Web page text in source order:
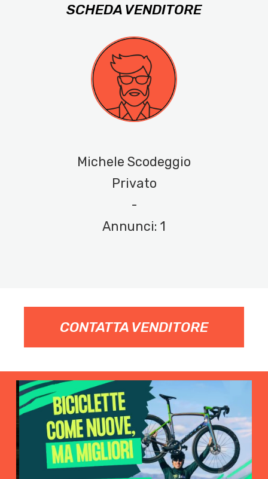
SCHEDA VENDITORE
Michele Scodeggio
Privato
-
Annunci: 1
CONTATTA VENDITORE